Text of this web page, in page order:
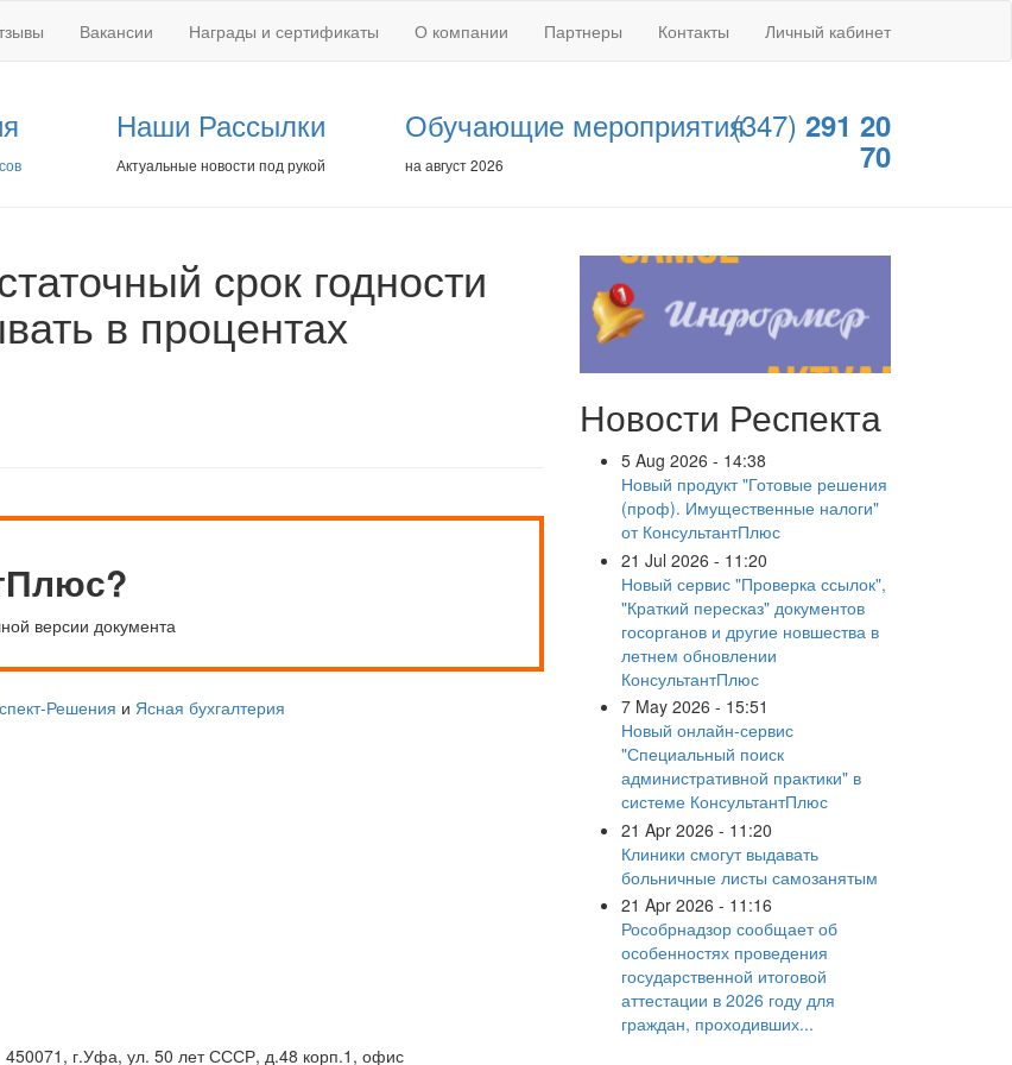
Вакансии Награды и сертификаты О компании Партнеры Контакты Личный кабинет
Наши Рассылки
Актуальные новости под рукой
Обучающие мероприятия
на август 2026
(347) 291 20
70
срок годности
в процентах
версии документа
Решения и Ясная бухгалтерия
Новости Респекта
5 Aug 2026 - 14:38
Новый продукт "Готовые решения
(проф). Имущественные налоги"
от КонсультантПлюс
21 Jul 2026 - 11:20
Новый сервис "Проверка ссылок",
"Краткий пересказ" документов
госорганов и другие новшества в
летнем обновлении
КонсультантПлюс
7 May 2026 - 15:51
Новый онлайн-сервис
"Специальный поиск
административной практики" в
системе КонсультантПлюс
21 Apr 2026 - 11:20
Клиники смогут выдавать
больничные листы самозанятым
21 Apr 2026 - 11:16
Рособрнадзор сообщает об
особенностях проведения
государственной итоговой
аттестации в 2026 году для
граждан, проходивших...
450071, г.Уфа, ул. 50 лет СССР, д.48 корп.1, офис